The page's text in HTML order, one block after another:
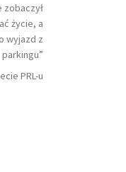
zobaczył
życie, a
wyjazd z
parkingu”
PRL-u